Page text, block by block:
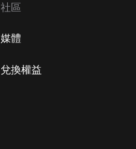
社區
媒體
兌換權益